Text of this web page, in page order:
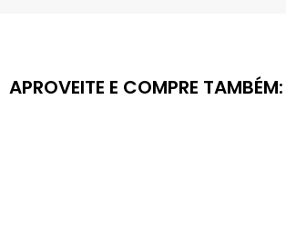
APROVEITE E COMPRE TAMBÉM: